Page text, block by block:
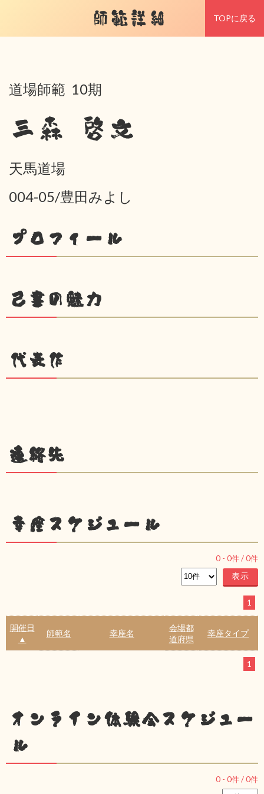
師範詳細 TOPに戻る
道場師範 10期
三森 啓文
天馬道場
004-05/豊田みよし
プロフィール
己書の魅力
代表作
連絡先
幸座スケジュール
0 - 0件 /0件
1
開催日
▲
師範名 幸座名
会場都
道府県
幸座タイプ
1
オンライン体験会スケジュー
ル
0 - 0件 /0件